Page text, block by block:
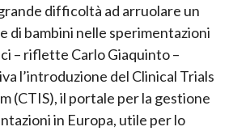
difficoltà ad arruolare un
di bambini nelle sperimentazioni
– riflette Carlo Giaquinto –
l’introduzione del Clinical Trials
(CTIS), il portale per la gestione
in Europa, utile per lo